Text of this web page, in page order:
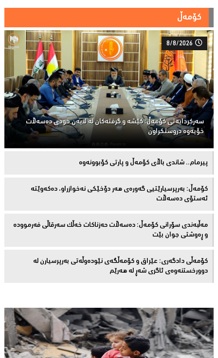
کۆمەڵ
8/8/2026
سەركردایەتی كۆمەڵ: كێشە و گرفتەكان لە لایەن خودی دەسەڵات
خۆیەوە دروستكراون
پیرمام.. شاندی باڵای كۆمه‌ڵ و پارتی كۆبوونه‌وه‌
كۆمەڵ: بەرپرسیارێتیی گەورەی هەر دۆخێکی نەخوازراو، دەكەوێتە
ئەستۆی دەسەڵات
مەڵبەندى سۆرانى کۆمەڵ: دەسەڵات حەزناکات خەڵک سەرقاڵى فەرموودە
و ڕەوشتى جوان بێت
کۆمەڵى دادگەرى: عێراق و كۆمەڵگەی نێودەوڵەتی بەرپرسیارن لە
دوورخستنەوەى ئاگری شەڕ لە هەرێم